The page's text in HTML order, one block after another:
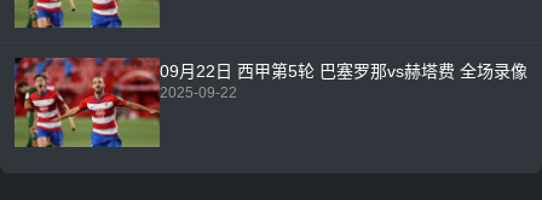
09月22日 西甲第5轮 巴塞罗那vs赫塔费 全场录像
2025-09-22